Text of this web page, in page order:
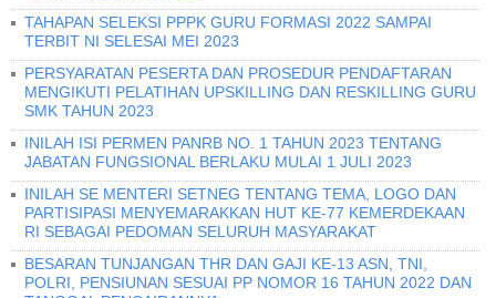
TAHAPAN SELEKSI PPPK GURU FORMASI 2022 SAMPAI
TERBIT NI SELESAI MEI 2023
PERSYARATAN PESERTA DAN PROSEDUR PENDAFTARAN
MENGIKUTI PELATIHAN UPSKILLING DAN RESKILLING GURU
SMK TAHUN 2023
INILAH ISI PERMEN PANRB NO. 1 TAHUN 2023 TENTANG
JABATAN FUNGSIONAL BERLAKU MULAI 1 JULI 2023
INILAH SE MENTERI SETNEG TENTANG TEMA, LOGO DAN
PARTISIPASI MENYEMARAKKAN HUT KE-77 KEMERDEKAAN
RI SEBAGAI PEDOMAN SELURUH MASYARAKAT
BESARAN TUNJANGAN THR DAN GAJI KE-13 ASN, TNI,
POLRI, PENSIUNAN SESUAI PP NOMOR 16 TAHUN 2022 DAN